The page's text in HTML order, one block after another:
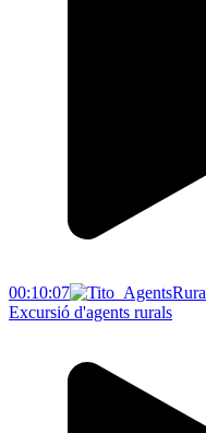
00:10:07
Excursió d'agents rurals